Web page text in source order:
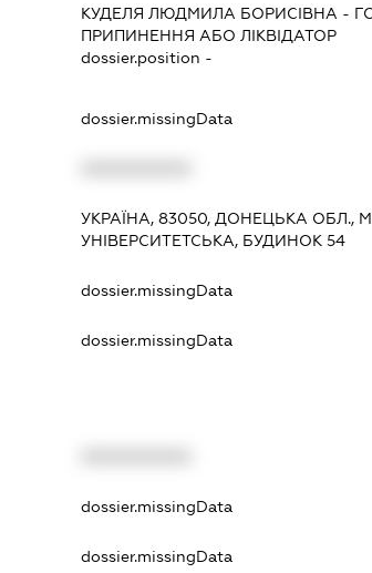
КУДЕЛЯ ЛЮДМИЛА БОРИСІВНА -
ПРИПИНЕННЯ АБО ЛІКВІДАТОР
dossier.position -
dossier.missingData
УКРАЇНА, 83050, ДОНЕЦЬКА ОБЛ.,
УНІВЕРСИТЕТСЬКА, БУДИНОК 54
dossier.missingData
dossier.missingData
dossier.missingData
dossier.missingData